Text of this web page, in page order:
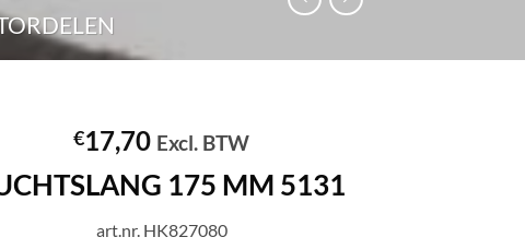
€17,70 Excl. BTW
175 MM 5131
art.nr. HK827080